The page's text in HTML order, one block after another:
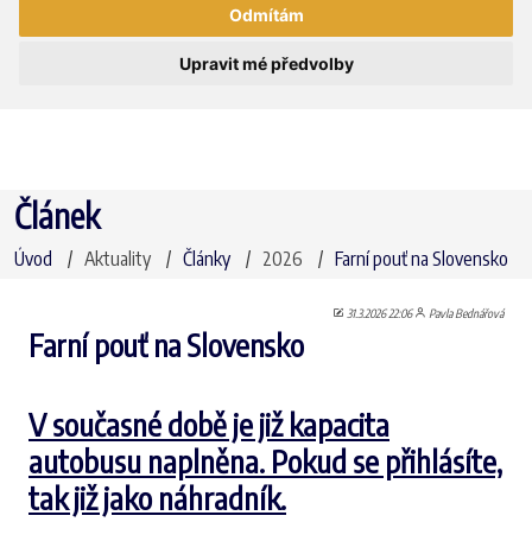
Odmítám
Upravit mé předvolby
Článek
Úvod Aktuality Články 2026 Farní pouť na Slovensko
31.3.2026 22:06 Pavla Bednářová
Farní pouť na Slovensko
V současné době je již kapacita
autobusu naplněna. Pokud se přihlásíte,
tak již jako náhradník.